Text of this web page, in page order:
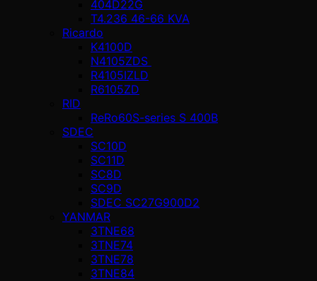
404D22G
T4.236 46-66 KVA
Ricardo
K4100D
N4105ZDS
R4105IZLD
R6105ZD
RID
ReRo60S-series S 400В
SDEC
SC10D
SC11D
SC8D
SC9D
SDEC SC27G900D2
YANMAR
3TNE68
3TNE74
3TNE78
3TNE84